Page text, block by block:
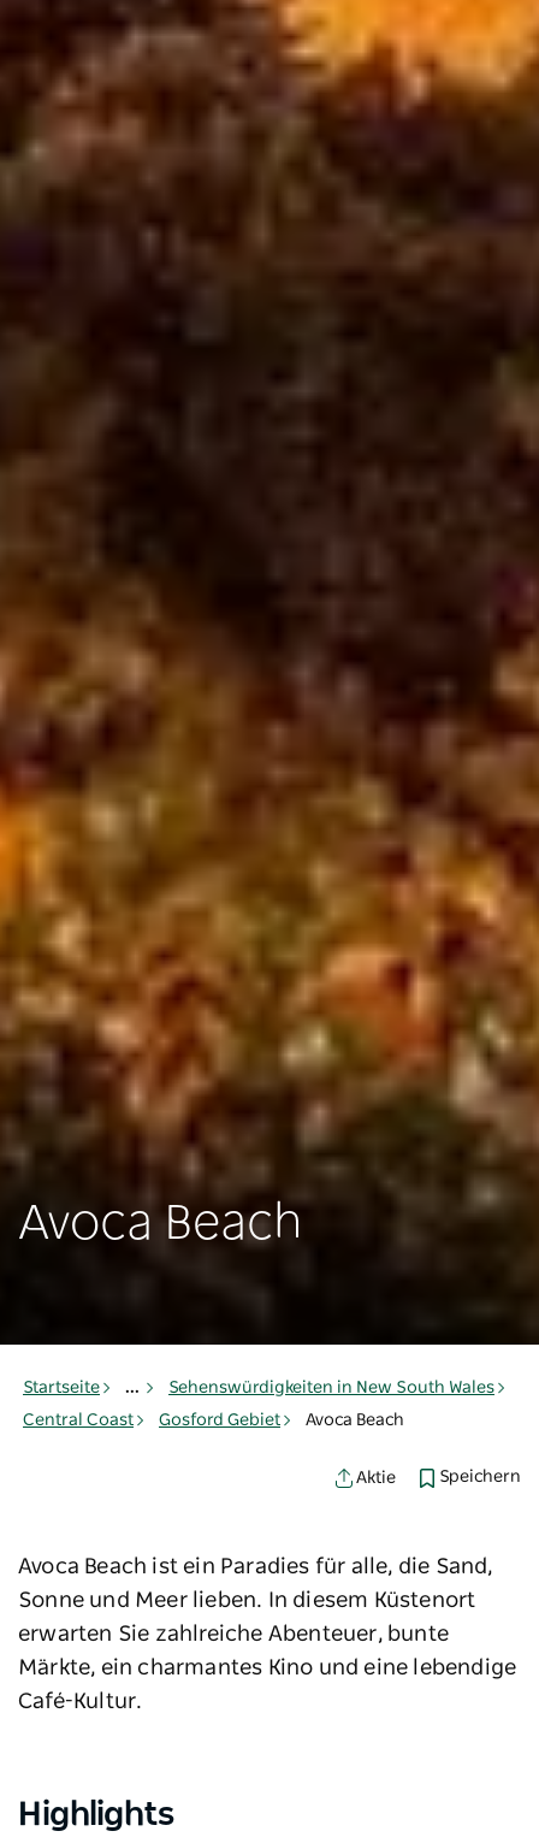
Avoca Beach
Startseite ...
Sehenswürdigkeiten in New South Wales
Central Coast
Gosford Gebiet Avoca Beach
Aktie Speichern
Avoca Beach ist ein Paradies für alle, die Sand,
Sonne und Meer lieben. In diesem Küstenort
erwarten Sie zahlreiche Abenteuer, bunte
Märkte, ein charmantes Kino und eine lebendige
Café-Kultur.
Highlights